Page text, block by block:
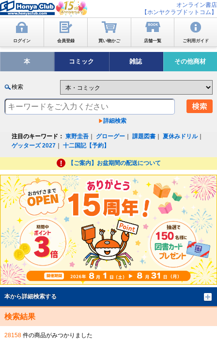
オンライン書店
【ホンヤクラブドットコム】
ログイン 会員登録 買い物かご 店舗一覧 ご利用ガイド
本 コミック 雑誌 その他商材
検索
詳細検索
注目のキーワード： 東野圭吾 グローグー ｜課題図書 ｜夏休みドリル｜
ゲッターズ 2027 ｜十二国記【予約】
【ご案内】お盆期間の配送について
本から詳細検索する
検索結果
28158件の商品がみつかりました